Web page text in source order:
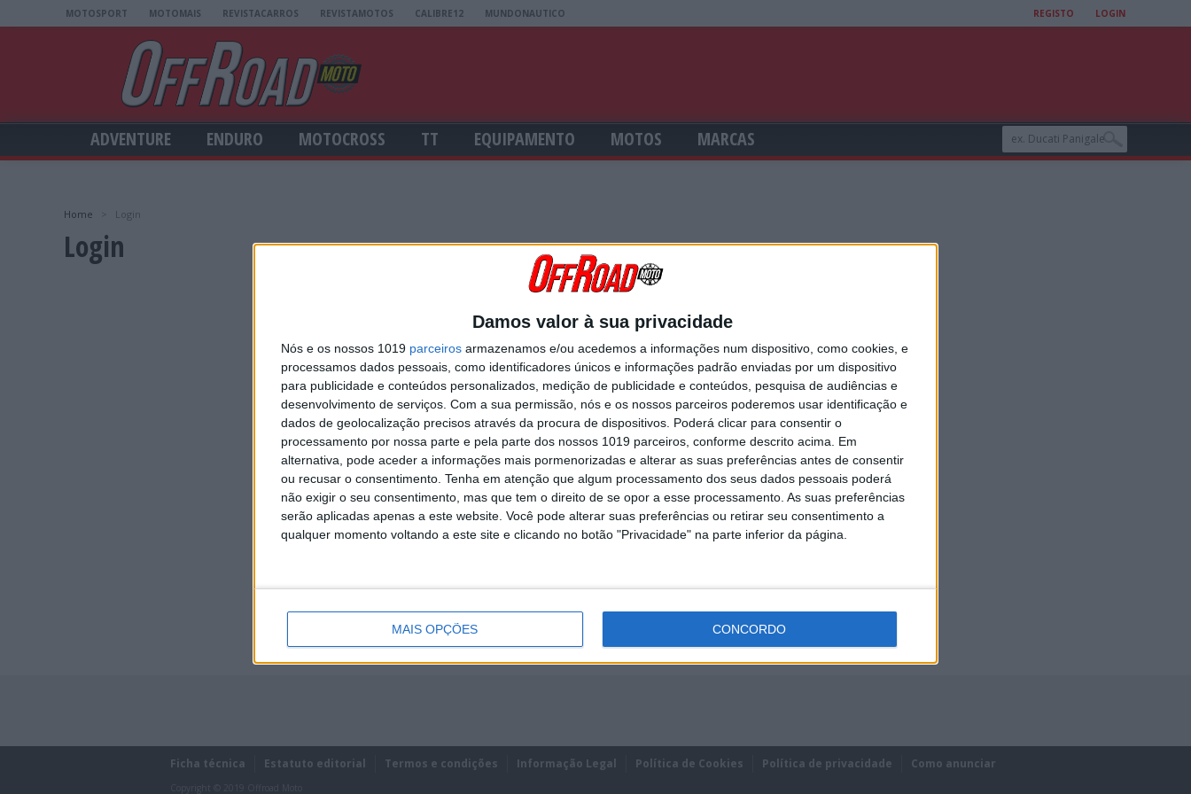
Damos valor à sua privacidade
Nós e os nossos 1019 parceiros armazenamos e/ou acedemos a informações num dispositivo, como cookies, e
processamos dados pessoais, como identificadores únicos e informações padrão enviadas por um dispositivo
para publicidade e conteúdos personalizados, medição de publicidade e conteúdos, pesquisa de audiências e
desenvolvimento de serviços. Com a sua permissão, nós e os nossos parceiros poderemos usar identificação e
dados de geolocalização precisos através da procura de dispositivos. Poderá clicar para consentir o
processamento por nossa parte e pela parte dos nossos 1019 parceiros, conforme descrito acima. Em
alternativa, pode aceder a informações mais pormenorizadas e alterar as suas preferências antes de consentir
ou recusar o consentimento. Tenha em atenção que algum processamento dos seus dados pessoais poderá
não exigir o seu consentimento, mas que tem o direito de se opor a esse processamento. As suas preferências
serão aplicadas apenas a este website. Você pode alterar suas preferências ou retirar seu consentimento a
qualquer momento voltando a este site e clicando no botão "Privacidade" na parte inferior da página.
MAIS OPÇÕES CONCORDO
MOTOSPORT MOTOMAIS REVISTACARROS REVISTAMOTOS CALIBRE12 MUNDONAUTICO REGISTO LOGIN
ADVENTURE ENDURO MOTOCROSS TT EQUIPAMENTO MOTOS MARCAS
Home Login
Login
PASSWORD
REMEMBER?
Ficha técnica Estatuto editorial Termos e condições Informação Legal Política de Cookies Política de privacidade Como anunciar